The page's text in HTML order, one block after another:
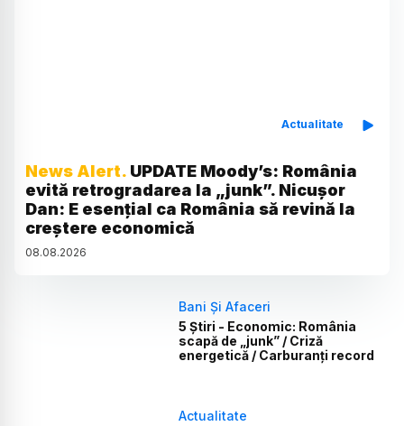
Actualitate
News Alert. UPDATE Moody’s: România
evită retrogradarea la „junk”. Nicușor
Dan: E esențial ca România să revină la
creștere economică
08.08.2026
Bani Și Afaceri
5 Știri - Economic: România
scapă de „junk” / Criză
energetică / Carburanți record
Actualitate